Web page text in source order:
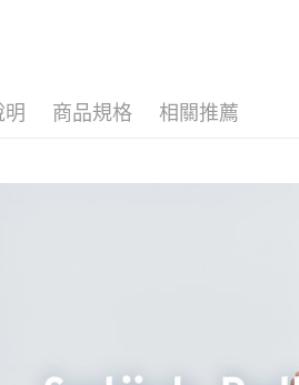
明 商品規格 相關推薦